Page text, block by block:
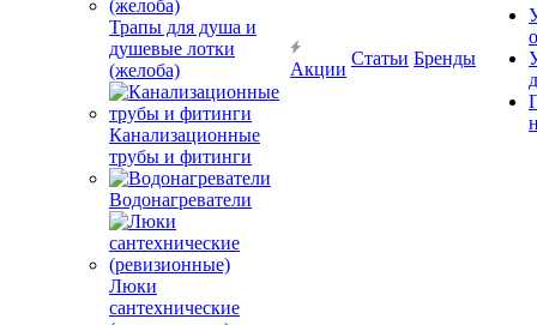
Трапы для душа и
душевые лотки
(желоба)
Канализационные
трубы и фитинги
Водонагреватели
Люки
сантехнические
Акции
Статьи Бренды